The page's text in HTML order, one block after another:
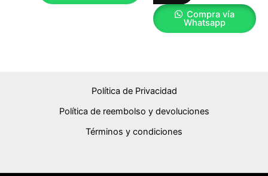
Compra vía
Whatsapp
Política de Privacidad
Política de reembolso y devoluciones
Términos y condiciones